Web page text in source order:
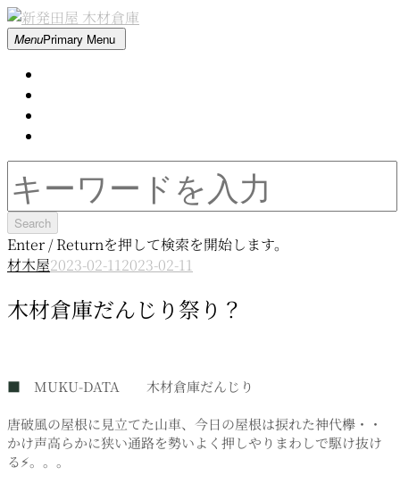
Skip
to
新
倉
庫
MenuPrimary Menu
for:
Enter / Returnを押して検索を開始します。
材木屋2023-02-112023-02-11
木材倉庫だんじり祭り？
■ MUKU-DATA 木材倉庫だんじり
唐破風の屋根に見立てた山車、今日の屋根は捩れた神代欅・・
かけ声高らかに狭い通路を勢いよく押しやりまわしで駆け抜け
る⚡。。。